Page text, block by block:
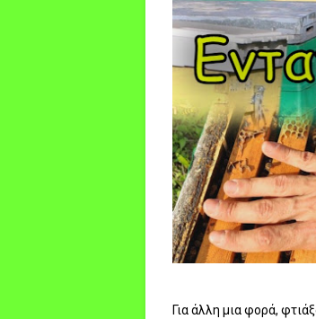
Για άλλη μια φορά,